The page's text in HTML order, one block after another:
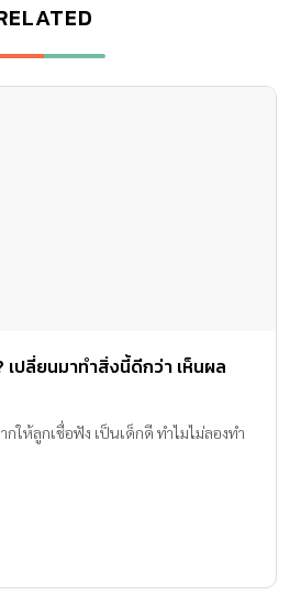
เปลี่ยนมาทำสิ่งนี้ดีกว่า เห็นผล
ให้ลูกเชื่อฟัง เป็นเด็กดี ทำไมไม่ลองทำ